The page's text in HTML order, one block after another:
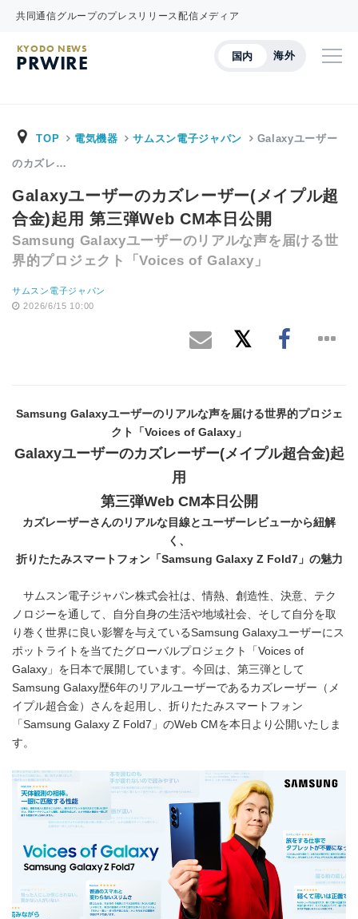
共同通信グループのプレスリリース配信メディア
国内 海外
KYODO NEWS
PRWIRE
TOP 電気機器 サムスン電子ジャパン Galaxyユーザー
のカズレ…
Galaxyユーザーのカズレーザー(メイプル超
合金)起用 第三弾Web CM本日公開
Samsung Galaxyユーザーのリアルな声を届ける世
界的プロジェクト「Voices of Galaxy」
サムスン電子ジャパン
2026/6/15 10:00
Samsung Galaxyユーザーのリアルな声を届ける世界的プロジェ
クト「 Voices of Galaxy 」
Galaxyユーザーのカズレーザー(メイプル超合金)起
用
第三弾Web CM本日 公開
カズレーザーさんのリアルな目線とユーザーレビューから紐解
く、
折りたたみスマートフォン「 Samsung Galaxy Z Fold7」の魅力
サムスン電子ジャパン株式会社は、情熱、創造性、決意、テク
ノロジーを通して、自分自身の生活や地域社会、そして自分を取
り巻く世界に良い影響を与えているSamsung Galaxyユーザーにス
ポットライトを当てたグローバルプロジェクト「Voices of
Galaxy」を日本で展開しています。今回は、第三弾として
Samsung Galaxy歴6年のリアルユーザーであるカズレーザー（メ
イプル超合金）さんを起用し、折りたたみスマートフォン
「Samsung Galaxy Z Fold7」のWeb CMを本日より公開いたしま
す。